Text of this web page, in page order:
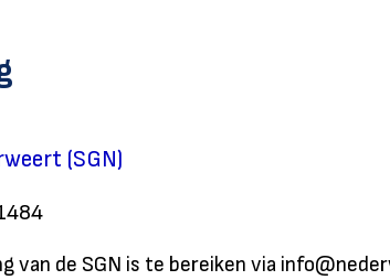
(SGN)
van de SGN is te bereiken via